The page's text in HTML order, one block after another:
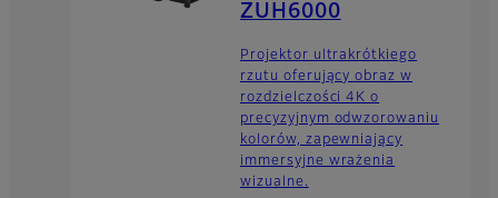
ZUH6000
Projektor ultrakrótkiego
rzutu oferujący obraz w
rozdzielczości 4K o
precyzyjnym odwzorowaniu
kolorów, zapewniający
immersyjne wrażenia
wizualne.